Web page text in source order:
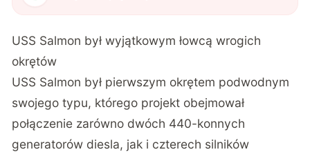
USS Salmon był wyjątkowym łowcą wrogich
okrętów
USS Salmon był pierwszym okrętem podwodnym
swojego typu, którego projekt obejmował
połączenie zarówno dwóch 440-konnych
generatorów diesla, jak i czterech silników